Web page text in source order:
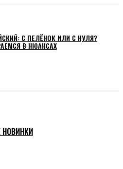
С ПЕЛЁНОК ИЛИ С НУЛЯ?
В НЮАНСАХ